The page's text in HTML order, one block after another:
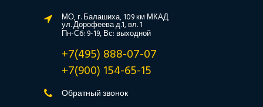
МО, г. Балашиха, 109 км МКАД
ул. Дорофеева д.1, вл. 1
Пн-Сб: 9-19, Вс: выходной
+7(495) 888-07-07
+7(900) 154-65-15
Обратный звонок